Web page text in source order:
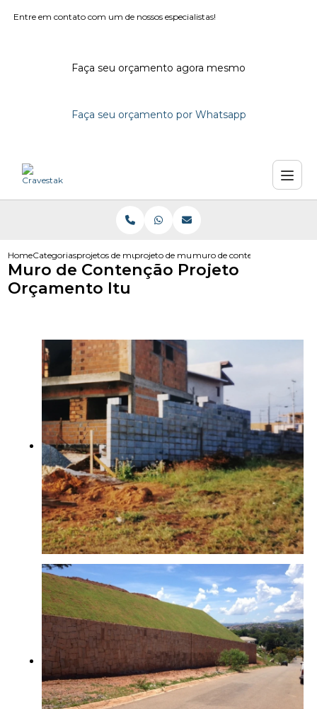
Entre em contato com um de nossos especialistas!
Faça seu orçamento agora mesmo
Faça seu orçamento por Whatsapp
HomeCategoriasprojetos de muroprojeto de muro de alvenaria dwg
muro de contencao projeto
Muro de Contenção Projeto
Orçamento Itu